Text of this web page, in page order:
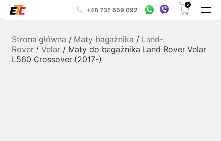
+48 735 659 092
0
Strona główna / Maty bagażnika / Land-
Rover/ Velar/ Maty do bagażnika Land Rover Velar
L560 Crossover (2017-)